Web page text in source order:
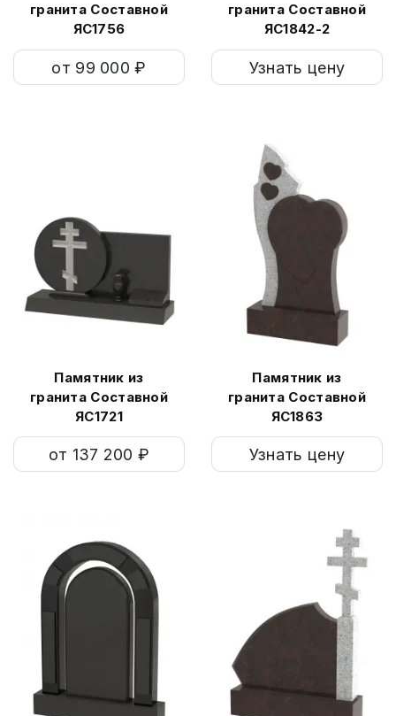
гранита Составной
ЯС1756
от 99 000 ₽
гранита Составной
ЯС1842-2
Узнать цену
Памятник из
гранита Составной
ЯС1721
от 137 200 ₽
Памятник из
гранита Составной
ЯС1863
Узнать цену